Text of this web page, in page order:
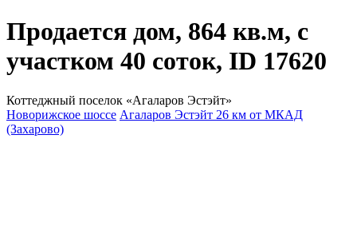
Продается дом, 864 кв.м, с
участком 40 соток, ID 17620
Коттеджный поселок «Агаларов Эстэйт»
Новорижское шоссе Агаларов Эстэйт 26 км от МКАД
(Захарово)